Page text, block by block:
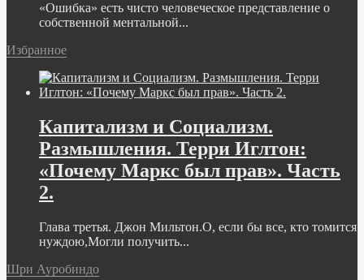
«Ошибка» есть чисто человеческое представление о
собственной ментальной...
Избранное
Капитализм и Социализм.
Размышления. Терри Иглтон:
«Почему Маркс был прав». Часть
2.
Глава третья. Джон Мильтон.О, если бы все, кто томится
нуждою,Могли получить...
Шри Ауробиндо